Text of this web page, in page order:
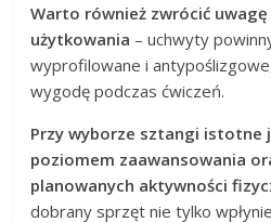
Warto również zwrócić
użytkowania – uchwyty
wyprofilowane i
wygodę podczas ćwiczeń.
Przy wyborze sztangi istotne
poziomem zaawansowania
planowanych aktywności
dobrany sprzęt nie tylko